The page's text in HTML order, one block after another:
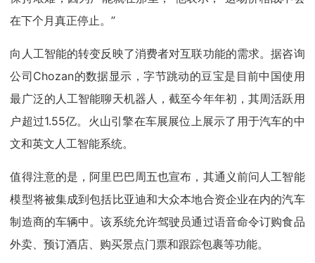
在下个月真正停止。”
向人工智能的转变反映了消费者对互联功能的需求。据咨询
公司Chozan的数据显示，字节跳动的豆宝是目前中国使用
最广泛的人工智能聊天机器人，截至今年年初，其周活跃用
户超过1.55亿。火山引擎在车展展位上展示了用于汽车的中
文和英文人工智能系统。
值得注意的是，阿里巴巴周五也宣布，其通义前问人工智能
模型将被集成到包括比亚迪和大众本地合资企业在内的汽车
制造商的车辆中。该系统允许驾驶员通过语音命令订购食品
外卖、预订酒店、购买景点门票和跟踪包裹等功能。